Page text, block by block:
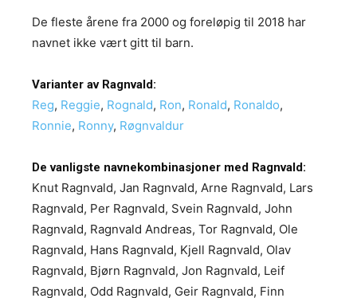
De fleste årene fra 2000 og foreløpig til 2018 har
navnet ikke vært gitt til barn.
Varianter av Ragnvald:
Reg, Reggie, Rognald, Ron, Ronald, Ronaldo,
Ronnie, Ronny, Røgnvaldur
De vanligste navnekombinasjoner med Ragnvald:
Knut Ragnvald, Jan Ragnvald, Arne Ragnvald, Lars
Ragnvald, Per Ragnvald, Svein Ragnvald, John
Ragnvald, Ragnvald Andreas, Tor Ragnvald, Ole
Ragnvald, Hans Ragnvald, Kjell Ragnvald, Olav
Ragnvald, Bjørn Ragnvald, Jon Ragnvald, Leif
Ragnvald, Odd Ragnvald, Geir Ragnvald, Finn